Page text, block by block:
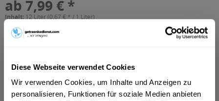
Diese Webseite verwendet Cookies
Wir verwenden Cookies, um Inhalte und Anzeigen zu
personalisieren, Funktionen für soziale Medien anbieten
ab 7,99 € *
Inhalt: 12 Liter (0,67 € * / 1 Liter)
inkl. MwSt.
Vorrätig
+3,30 € Pfand
In den Warenkorb